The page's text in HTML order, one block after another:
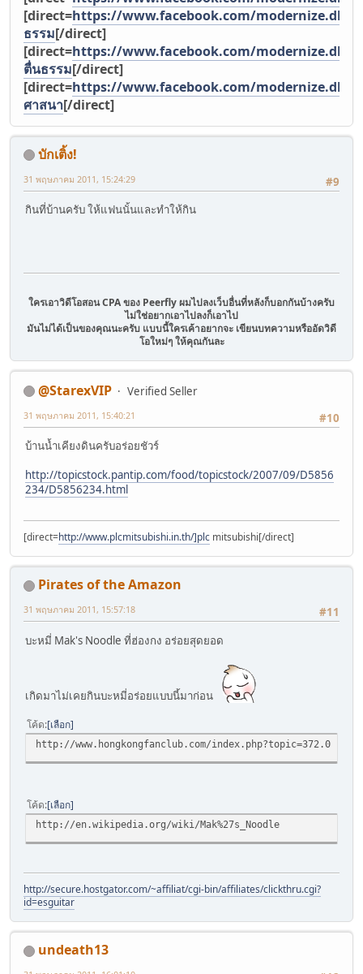
[direct=https://www.facebook.com/
ธรรม[/direct]
[direct=https://www.facebook.com/
ตื่นธรรม[/direct]
[direct=https://www.facebook.com/
ศาสนา[/direct]
บักเติ้ง!
#9
31 พฤษภาคม 2011, 15:24:29
กินที่บ้านครับ ให้แฟนนั้นและทำให้กิน
ใครเอาวิดีโอสอน CPA ของ Peerfly ผมไปลงเว็บอื่นที่หลังก็บอกกันบ้างครับ
ไม่ใช่อยากเอาไปลงก็เอาไป
มันไม่ได้เป็นของคุณนะครับ แบบนี้ใครเค้าอยากจะ เขียนบทความหรืออัดวิดี
โอใหม่ๆ ให้คุณกันละ
@StarexVIP
Verified Seller
#10
31 พฤษภาคม 2011, 15:40:21
บ้านน้ำเคียงดินครับอร่อยชัวร์
http://topicstock.pantip.com/food/topicstock/2007/09/D5856
234/D5856234.html
[direct=http://www.plcmitsubishi.in.th/]plc mitsubishi[/direct]
Pirates of the Amazon
#11
31 พฤษภาคม 2011, 15:57:18
บะหมี่ Mak's Noodle ที่ฮ่องกง อร่อยสุดยอด
เกิดมาไม่เคยกินบะหมี่อร่อยแบบนี้มาก่อน
โค้ด เลือก
http://www.hongkongfanclub.com/index.php?topic=372.0
โค้ด เลือก
http://en.wikipedia.org/wiki/Mak%27s_Noodle
http://secure.hostgator.com/~affiliat/cgi-bin/affiliates/clickthru.cgi?
id=esguitar
undeath13